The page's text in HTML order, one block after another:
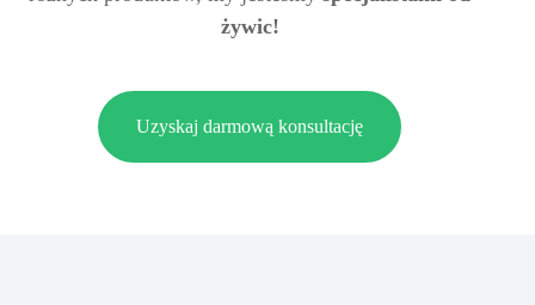
żywic!
Uzyskaj darmową konsultację